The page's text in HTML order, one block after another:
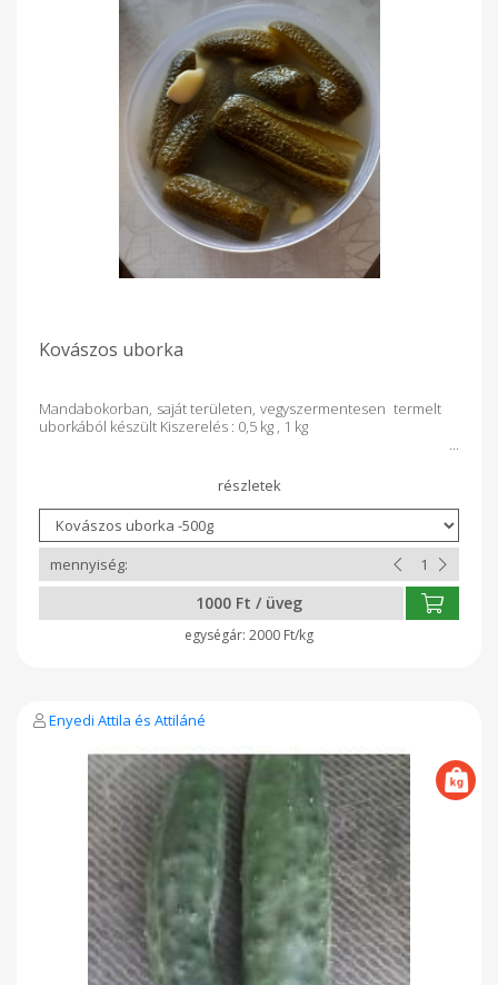
Kovászos uborka
Mandabokorban, saját területen, vegyszermentesen termelt
uborkából készült Kiszerelés : 0,5 kg , 1 kg
1000 Ft / üveg
2000 Ft/kg
Enyedi Attila és Attiláné